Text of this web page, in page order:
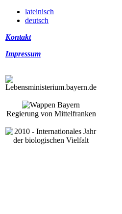
lateinisch
deutsch
Kontakt
Impressum
Regierung von Mittelfranken